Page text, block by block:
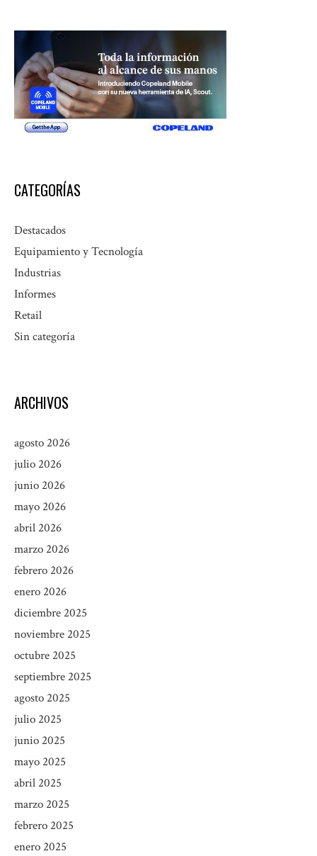
CATEGORÍAS
Destacados
Equipamiento y Tecnología
Industrias
Informes
Retail
Sin categoría
ARCHIVOS
agosto 2026
julio 2026
junio 2026
mayo 2026
abril 2026
marzo 2026
febrero 2026
enero 2026
diciembre 2025
noviembre 2025
octubre 2025
septiembre 2025
agosto 2025
julio 2025
junio 2025
mayo 2025
abril 2025
marzo 2025
febrero 2025
enero 2025